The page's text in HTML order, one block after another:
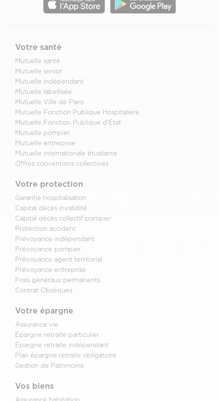
Votre santé
Mutuelle santé
Mutuelle senior
Mutuelle indépendant
Mutuelle labellisée
Mutuelle Ville de Paris
Mutuelle Fonction Publique Hospitalière
Mutuelle Fonction Publique d'État
Mutuelle pompier
Mutuelle entreprise
Mutuelle internationale étudiante
Offres conventions collectives
Votre protection
Garantie hospitalisation
Capital décès invalidité
Capital décès collectif pompier
Protection accident
Prévoyance indépendant
Prévoyance pompier
Prévoyance agent territorial
Prévoyance entreprise
Frais généraux permanents
Contrat Obsèques
Votre épargne
Assurance vie
Épargne retraite particulier
Épargne retraite indépendant
Plan épargne retraite obligatoire
Gestion de Patrimoine
Vos biens